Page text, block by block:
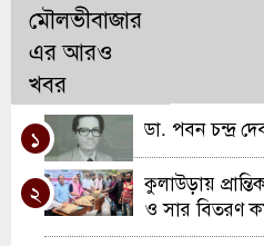
মৌলভীবাজার
এর আরও
খবর
১ ডা. পবন চন্দ্র
২
কুলাউড়ায়
ও সার বিতরণ